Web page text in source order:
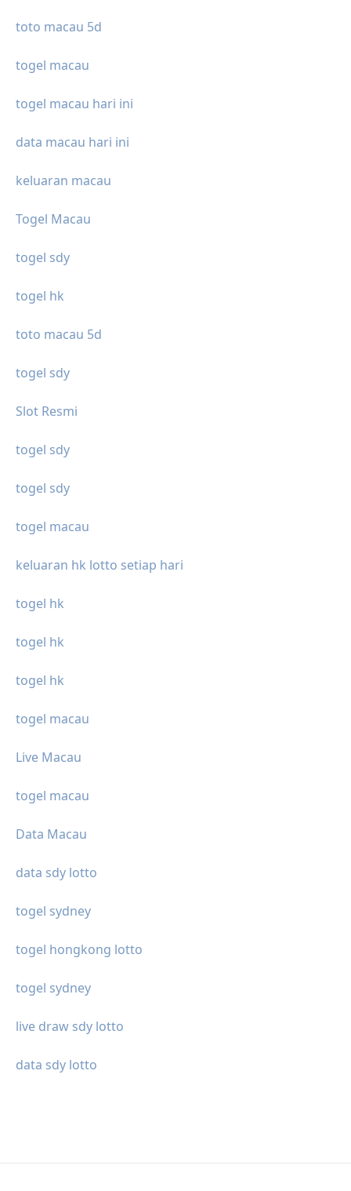
toto macau 5d
togel macau
togel macau hari ini
data macau hari ini
keluaran macau
Togel Macau
togel sdy
togel hk
toto macau 5d
togel sdy
Slot Resmi
togel sdy
togel sdy
togel macau
keluaran hk lotto setiap hari
togel hk
togel hk
togel hk
togel macau
Live Macau
togel macau
Data Macau
data sdy lotto
togel sydney
togel hongkong lotto
togel sydney
live draw sdy lotto
data sdy lotto